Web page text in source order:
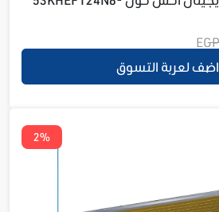
اضف لعربة التسوق
2%